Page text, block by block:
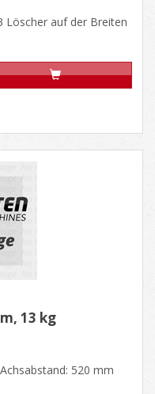
Löscher auf der Breiten
13 kg
520 mm